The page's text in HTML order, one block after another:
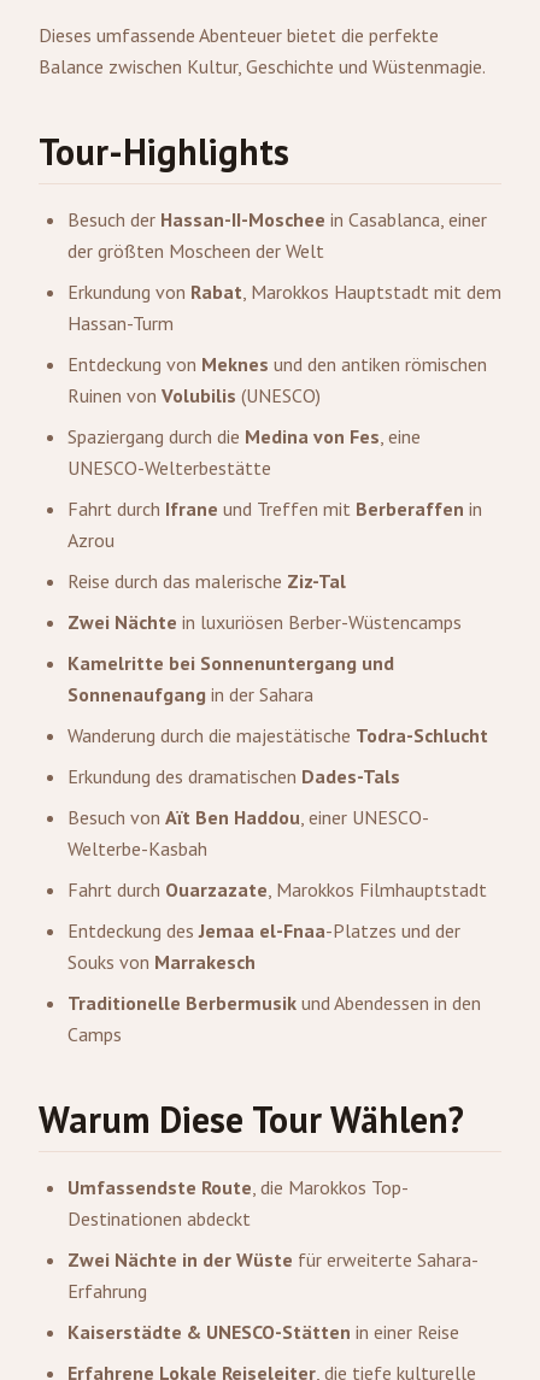
Dieses umfassende Abenteuer bietet die perfekte
Balance zwischen Kultur, Geschichte und Wüstenmagie.
Tour-Highlights
Besuch der Hassan-II-Moschee in Casablanca, einer
der größten Moscheen der Welt
Erkundung von Rabat, Marokkos Hauptstadt mit dem
Hassan-Turm
Entdeckung von Meknes und den antiken römischen
Ruinen von Volubilis (UNESCO)
Spaziergang durch die Medina von Fes, eine
UNESCO-Welterbestätte
Fahrt durch Ifrane und Treffen mit Berberaffen in
Azrou
Reise durch das malerische Ziz-Tal
Zwei Nächte in luxuriösen Berber-Wüstencamps
Kamelritte bei Sonnenuntergang und
Sonnenaufgang in der Sahara
Wanderung durch die majestätische Todra-Schlucht
Erkundung des dramatischen Dades-Tals
Besuch von Aït Ben Haddou, einer UNESCO-
Welterbe-Kasbah
Fahrt durch Ouarzazate, Marokkos Filmhauptstadt
Entdeckung desJemaa el-Fnaa-Platzes und der
Souks von Marrakesch
Traditionelle Berbermusik und Abendessen in den
Camps
Warum Diese Tour Wählen?
Umfassendste Route, die Marokkos Top-
Destinationen abdeckt
Zwei Nächte in der Wüste für erweiterte Sahara-
Erfahrung
Kaiserstädte & UNESCO-Stätten in einer Reise
Erfahrene Lokale Reiseleiter, die tiefe kulturelle